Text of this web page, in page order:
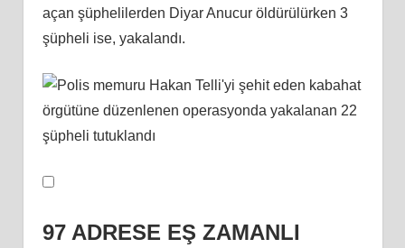
açan şüphelilerden Diyar Anucur öldürülürken 3
şüpheli ise, yakalandı.
97 ADRESE EŞ ZAMANLI